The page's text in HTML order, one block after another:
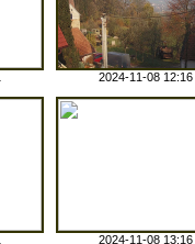
2024-11-08 12:16
2024-11-08 13:16